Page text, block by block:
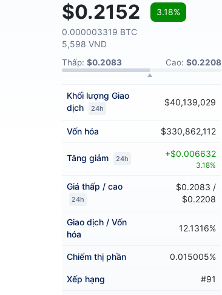
$0.2152
3.18%
0.000003319 BTC
5,598 VND
Thấp: $0.2083 Cao: $0.2208
Khối lượng Giao
dịch
24h
$40,139,029
Vốn hóa $330,862,112
Tăng giảm 24h +$0.006632
3.18%
Giá thấp / cao
24h
$0.2083 /
$0.2208
Giao dịch / Vốn
hóa
12.1316%
Chiếm thị phần 0.015005%
Xếp hạng #91